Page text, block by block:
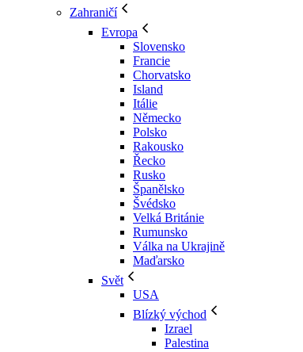
Zahraničí
Evropa
Slovensko
Francie
Chorvatsko
Island
Itálie
Německo
Polsko
Rakousko
Řecko
Rusko
Španělsko
Švédsko
Velká Británie
Rumunsko
Válka na Ukrajině
Maďarsko
Svět
USA
Blízký východ
Izrael
Palestina